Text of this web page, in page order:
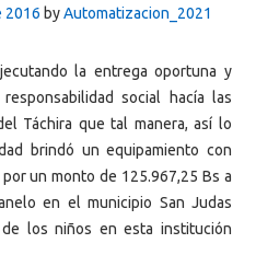
2016 byAutomatizacion_2021
la entrega oportuna y
social hacía las
Táchira que tal manera, así lo
brindó un equipamiento con
un monto de 125.967,25 Bs a
en el municipio San Judas
de los niños en esta institución